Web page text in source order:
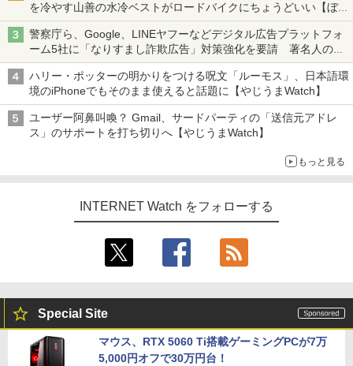
を冷やす山善の水冷ベストがロードバイクにちょうどいい【ぼっ
ち・ざ・ろーど！その14】【空いた時間でなにしてる？】
警察庁ら、Google、LINEヤフーなどデジタル広告プラットフォ
ーム5社に「なりすまし詐欺広告」対策強化を要請 著名人の写
真や映像を使った投資詐欺などへの対策として
ハリー・ポッターの明かりをつける呪文「ルーモス」、日本語環
境のiPhoneでもそのまま使えると話題に【やじうまWatch】
ユーザー阿鼻叫喚？ Gmail、サードパーティの「送信元アドレ
ス」のサポートを打ち切りへ【やじうまWatch】
もっと見る
INTERNET Watch をフォローする
Special Site
マウス、RTX 5060 Ti搭載ゲーミングPCが7万
5,000円オフで30万円台！